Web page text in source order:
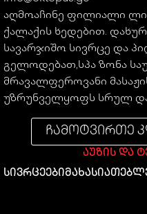
აღმოაჩინე ფილიალი
ქალაქის ხედებით.
სავარჯიშო სივრცე და
გელოდებათ,სპა ზონა
მრავალფეროვანი
უზრუნველყოფს სრულ
ᲩᲐᲛᲝᲢᲕᲘᲠᲗᲔ
ᲐᲣᲖᲘᲡ ᲓᲐ
ᲡᲘᲕᲠᲪᲔᲔᲑᲘ